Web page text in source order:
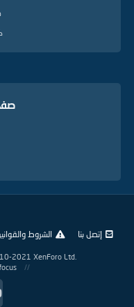
إتصل بنا الشروط
2021 XenForo Ltd.